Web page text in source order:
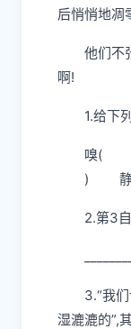
后悄悄地凋
他们不
啊!
1.给下
嗅(
) 静
2.第3
3.“我
湿漉漉的”,